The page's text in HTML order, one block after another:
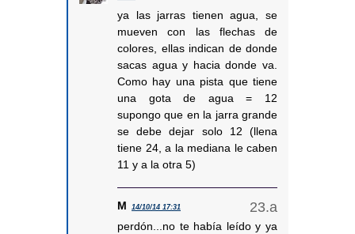
ya las jarras tienen agua, se
mueven con las flechas de
colores, ellas indican de donde
sacas agua y hacia donde va.
Como hay una pista que tiene
una gota de agua = 12
supongo que en la jarra grande
se debe dejar solo 12 (llena
tiene 24, a la mediana le caben
11 y a la otra 5)
M 14/10/14 17:31
perdón...no te había leído y ya